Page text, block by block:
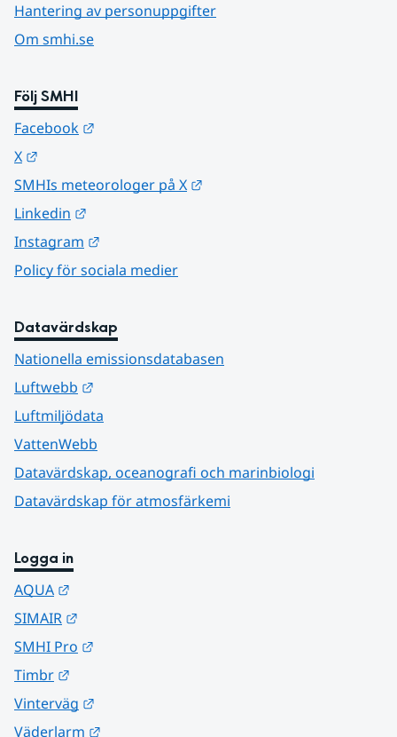
Hantering av personuppgifter
Om smhi.se
Följ SMHI
Facebook
X
SMHIs meteorologer på X
Linkedin
Instagram
Policy för sociala medier
Datavärdskap
Nationella emissionsdatabasen
Luftwebb
Luftmiljödata
VattenWebb
Datavärdskap, oceanografi och marinbiologi
Datavärdskap för atmosfärkemi
Logga in
AQUA
SIMAIR
SMHI Pro
Timbr
Vinterväg
Väderlarm